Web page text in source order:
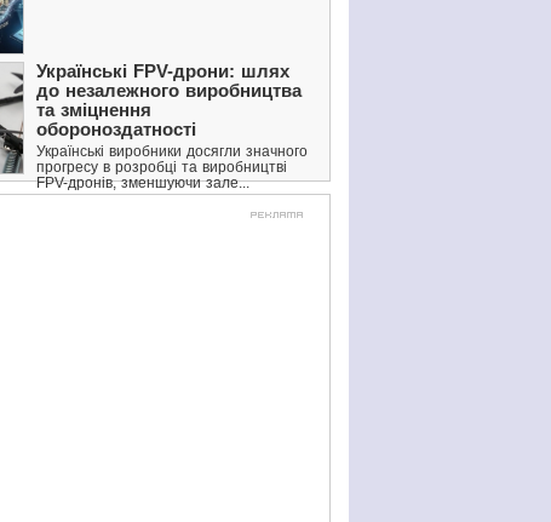
Українські FPV-дрони: шлях
до незалежного виробництва
та зміцнення
обороноздатності
Українські виробники досягли значного
прогресу в розробці та виробництві
FPV-дронів, зменшуючи зале...